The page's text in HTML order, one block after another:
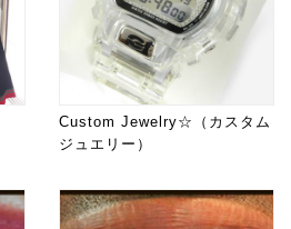
Custom Jewelry☆（カスタム
ジュエリー）